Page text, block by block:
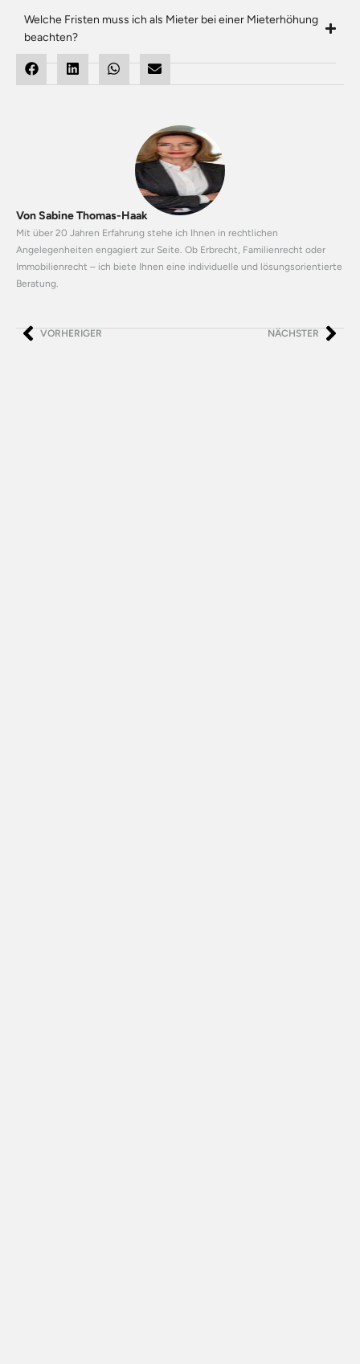
Welche Fristen muss ich als Mieter bei einer Mieterhöhung
beachten?
Von Sabine Thomas-Haak
Mit über 20 Jahren Erfahrung stehe ich Ihnen in rechtlichen
Angelegenheiten engagiert zur Seite. Ob Erbrecht, Familienrecht oder
Immobilienrecht – ich biete Ihnen eine individuelle und lösungsorientierte
Beratung.
VORHERIGER NÄCHSTER